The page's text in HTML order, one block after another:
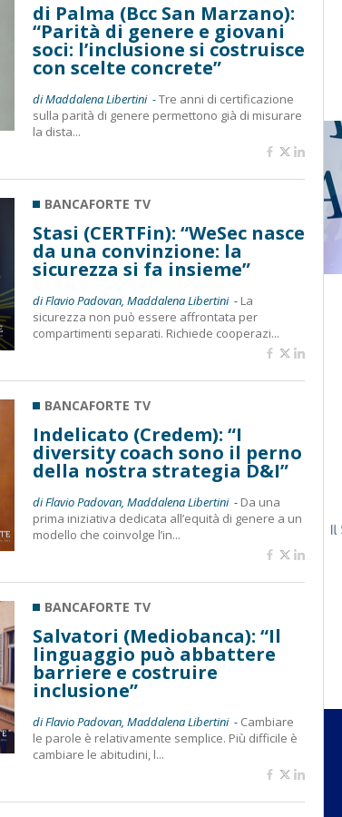
di Palma (Bcc San Marzano):
“Parità di genere e giovani
soci: l’inclusione si costruisce
con scelte concrete”
di Maddalena Libertini -Tre anni di certificazione
sulla parità di genere permettono già di misurare
la dista...
BANCAFORTE TV
Stasi (CERTFin): “WeSec nasce
da una convinzione: la
sicurezza si fa insieme”
di Flavio Padovan, Maddalena Libertini - La
sicurezza non può essere affrontata per
compartimenti separati. Richiede cooperazi...
BANCAFORTE TV
Indelicato (Credem): “I
diversity coach sono il perno
della nostra strategia D&I”
di Flavio Padovan, Maddalena Libertini - Da una
prima iniziativa dedicata all’equità di genere a un
modello che coinvolge l’in...
BANCAFORTE TV
Salvatori (Mediobanca): “Il
linguaggio può abbattere
barriere e costruire
inclusione”
di Flavio Padovan, Maddalena Libertini - Cambiare
le parole è relativamente semplice. Più difficile è
cambiare le abitudini, l...